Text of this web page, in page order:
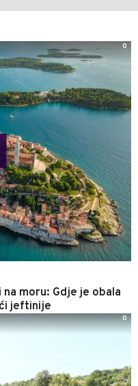
moru: Gdje je obala
jeftinije
0
0